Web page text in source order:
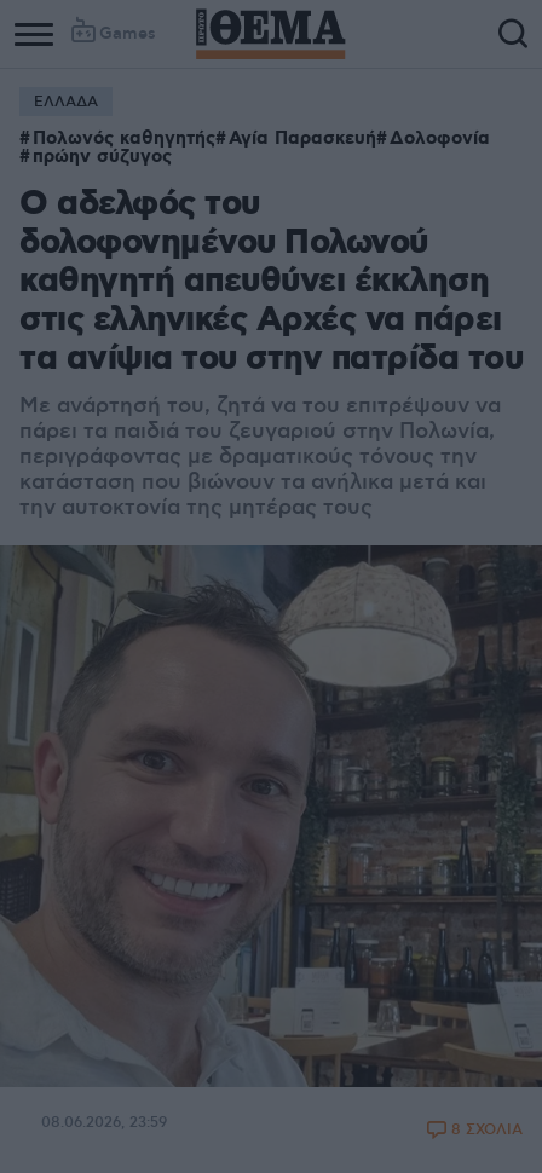
Games
ΕΛΛΑΔΑ
Πολωνός καθηγητής Αγία Παρασκευή Δολοφονία
πρώην σύζυγος
Ο αδελφός του
δολοφονημένου Πολωνού
καθηγητή απευθύνει έκκληση
στις ελληνικές Αρχές να πάρει
τα ανίψια του στην πατρίδα του
Με ανάρτησή του, ζητά να του επιτρέψουν να
πάρει τα παιδιά του ζευγαριού στην Πολωνία,
περιγράφοντας με δραματικούς τόνους την
κατάσταση που βιώνουν τα ανήλικα μετά και
την αυτοκτονία της μητέρας τους
08.06.2026, 23:59 8 ΣΧΟΛΙΑ